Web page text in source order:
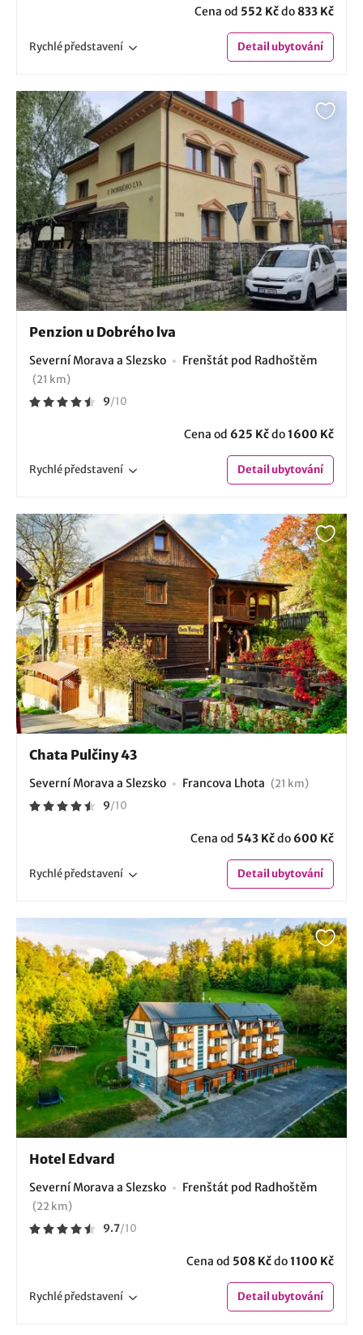
Cena od 552 Kčdo 833 Kč
Rychlépředstavení Detailubytování
Penzion u Dobrého lva
Severní Morava a Slezsko Frenštát pod Radhoštěm
(21 km)
9/10
Cena od 625 Kčdo1600 Kč
Rychlépředstavení Detailubytování
Chata Pulčiny 43
Severní Morava a Slezsko Francova Lhota (21 km)
9/10
Cena od 543 Kčdo 600 Kč
Rychlépředstavení Detailubytování
Hotel Edvard
Severní Morava a Slezsko Frenštát pod Radhoštěm
(22 km)
9.7/10
Cena od 508 Kčdo1100 Kč
Rychlépředstavení Detailubytování